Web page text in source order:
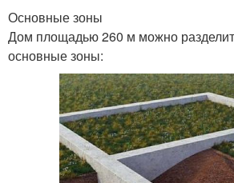
Основные зоны
Дом площадью 260 м можно
основные зоны: